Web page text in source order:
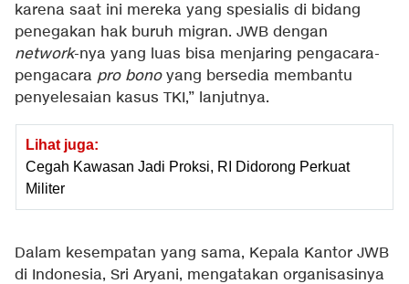
karena saat ini mereka yang spesialis di bidang
penegakan hak buruh migran. JWB dengan
network-nya yang luas bisa menjaring pengacara-
pengacara pro bonoyang bersedia membantu
penyelesaian kasus TKI,” lanjutnya.
Lihat juga:
Cegah Kawasan Jadi Proksi, RI Didorong Perkuat
Militer
Dalam kesempatan yang sama, Kepala Kantor JWB
di Indonesia, Sri Aryani, mengatakan organisasinya